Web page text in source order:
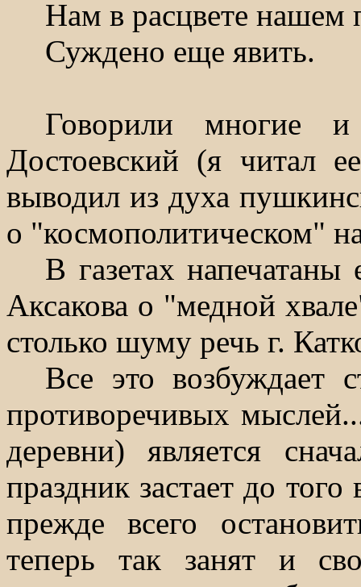
Нам в расцвете нашем
Суждено еще явить.
Говорили многие
Достоевский (я читал
выводил из духа
о "космополитическом"
В газетах
Аксакова о "медной
столько шуму речь г.
Все это возбуждает
противоречивых
деревни) является
праздник застает до
прежде всего
теперь так занят и